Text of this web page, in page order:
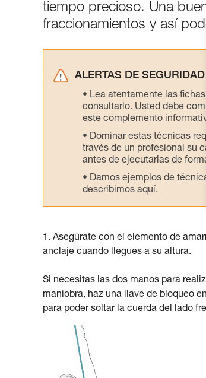
tiempo precioso. Una
fraccionamientos y así
ALERTAS DE SEGURIDAD
Lea atentamente las
consultarlo. Usted debe
este complemento
Dominar estas técnicas
través de un profesional su
antes de ejecutarlas de
Damos ejemplos de
describimos aquí.
1. Asegúrate con el elemento de
anclaje cuando llegues a su altura.
Si necesitas las dos manos para
maniobra, haz una llave de bloqueo
para poder soltar la cuerda del lado